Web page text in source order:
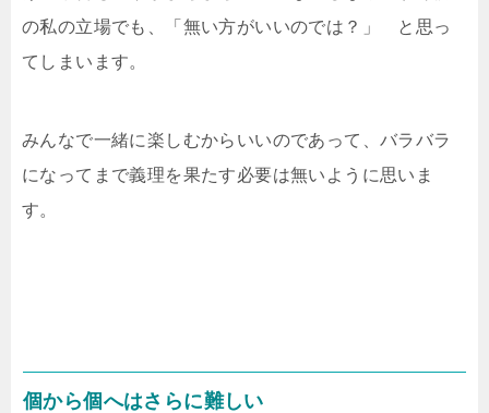
の私の立場でも、「無い方がいいのでは？」 と思っ
てしまいます。
みんなで一緒に楽しむからいいのであって、バラバラ
になってまで義理を果たす必要は無いように思いま
す。
個から個へはさらに難しい